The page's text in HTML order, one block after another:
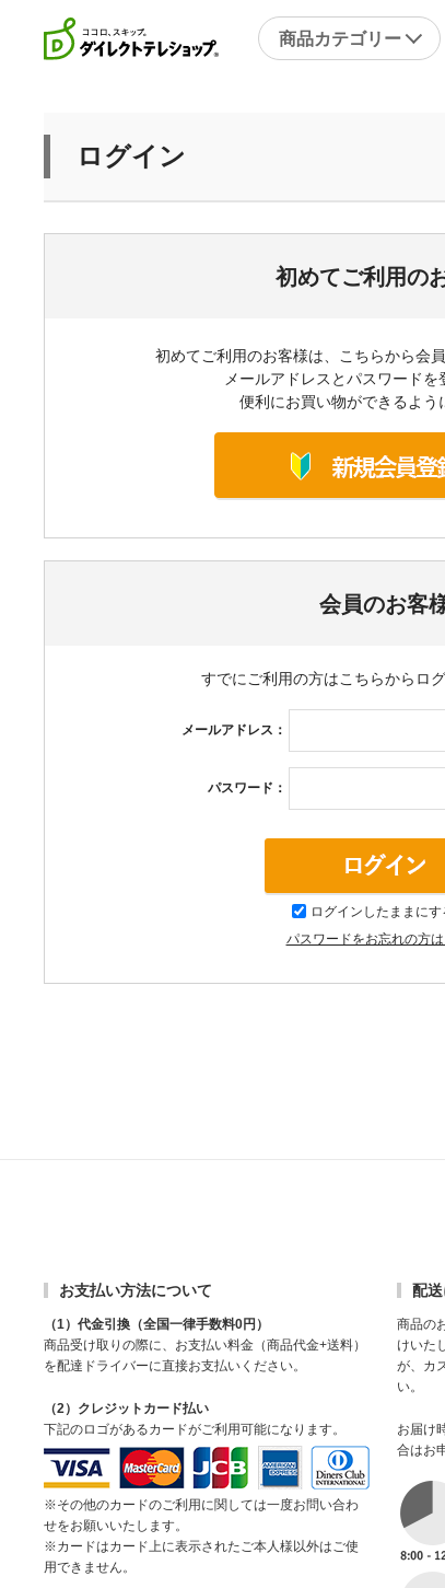
商品カテゴリー
スチームクリーナー
キッチン
フライパン・鍋
キッチン家電
包丁・ハサミ・スライサー
ログイン
初めてご利用の
初めてご利用のお客様は、こちらから会
メールアドレスとパスワードを
便利にお買い物ができるよう
会員のお客
すでにご利用の方はこちらからロ
メールアドレス：
パスワード：
ログインしたままにす
パスワードをお忘れの方
お支払い方法について
（1）代金引換（全国一律手数料0円）
商品受け取りの際に、お支払い料金（商品代金+送料）
を配達ドライバーに直接お支払いください。
（2）クレジットカード払い
下記のロゴがあるカードがご利用可能になります。
※その他のカードのご利用に関しては一度お問い合わ
せをお願いいたします。
※カードはカード上に表示されたご本人様以外はご使
用できません。
配
商品の
けいた
が、カ
い。
お届け
合はお